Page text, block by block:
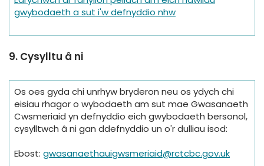
gwybodaeth a sut i'w defnyddio nhw
9. Cysylltu â ni
Os oes gyda chi unrhyw bryderon neu os ydych chi
eisiau rhagor o wybodaeth am sut mae Gwasanaeth
Cwsmeriaid yn defnyddio eich gwybodaeth bersonol,
cysylltwch â ni gan ddefnyddio un o'r dulliau isod:
Ebost: gwasanaethauigwsmeriaid@rctcbc.gov.uk